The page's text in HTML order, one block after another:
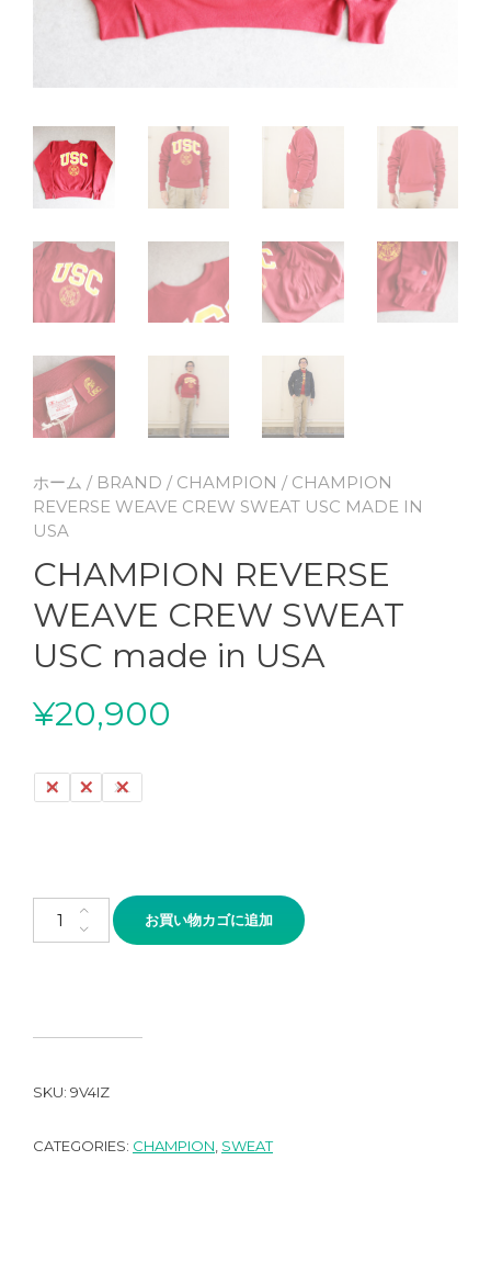
ホーム / BRAND / CHAMPION / CHAMPION
REVERSE WEAVE CREW SWEAT USC MADE IN
USA
CHAMPION REVERSE
WEAVE CREW SWEAT
USC made in USA
¥20,900
M L XL
CHAMPION REVERSE WEAVE CREW SWEAT USC made in USA個
お買い物カゴに追加
SKU: 9V4IZ
CATEGORIES: CHAMPION, SWEAT